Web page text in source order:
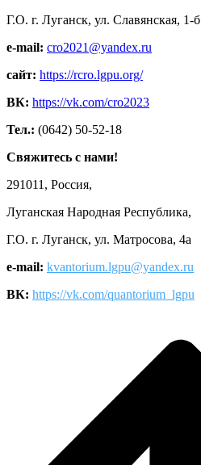
Г.О. г. Луганск, ул. Славянская, 1-б
e-mail: cro2021@yandex.ru
сайт: https://rcro.lgpu.org/
ВК: https://vk.com/cro2023
Тел.: (0642) 50-52-18
Свяжитесь с нами!
291011, Россия,
Луганская Народная Республика,
Г.О. г. Луганск, ул. Матросова, 4а
e-mail: kvantorium.lgpu@yandex.ru
ВК: https://vk.com/quantorium_lgpu